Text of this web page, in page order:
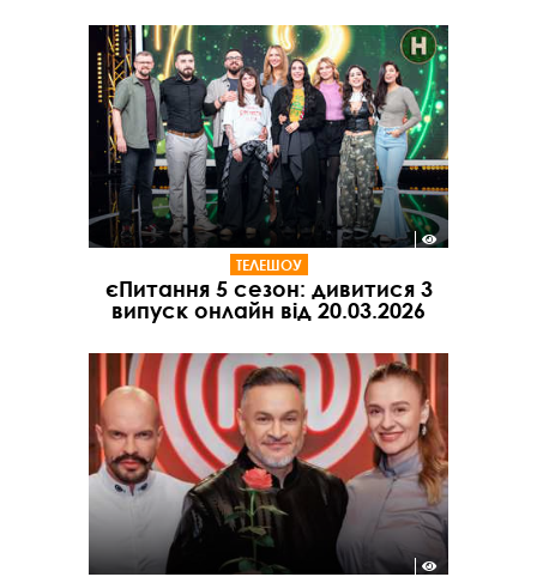
ТЕЛЕШОУ
єПитання 5 сезон: дивитися 3
випуск онлайн від 20.03.2026